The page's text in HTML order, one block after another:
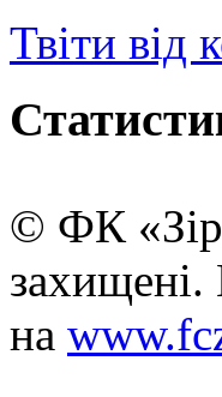
Твіти від
© ФК
захищені.
на